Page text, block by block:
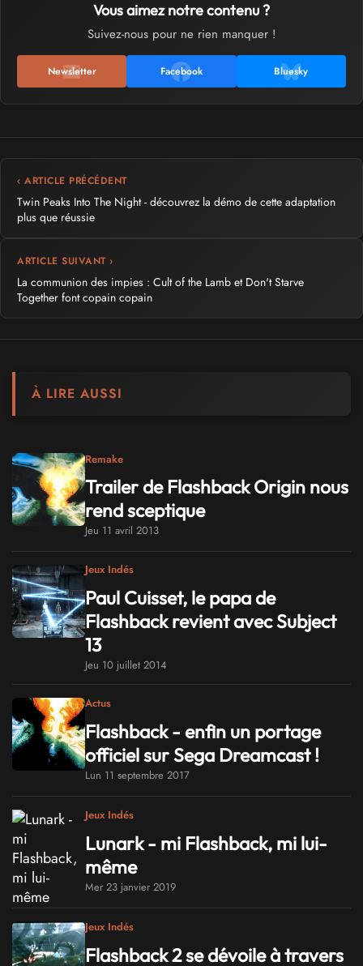
Vous aimez notre contenu ?
Suivez-nous pour ne rien manquer !
Newsletter Facebook Bluesky
‹ ARTICLE PRÉCÉDENT
Twin Peaks Into The Night - découvrez la démo de cette adaptation
plus que réussie
ARTICLE SUIVANT ›
La communion des impies : Cult of the Lamb et Don't Starve
Together font copain copain
À LIRE AUSSI
Remake
Trailer de Flashback Origin nous
rend sceptique
Jeu 11 avril 2013
Jeux Indés
Paul Cuisset, le papa de
Flashback revient avec Subject
13
Jeu 10 juillet 2014
Actus
Flashback - enfin un portage
officiel sur Sega Dreamcast !
Lun 11 septembre 2017
Jeux Indés
Lunark - mi Flashback, mi lui-
même
Mer 23 janvier 2019
Jeux Indés
Flashback 2 se dévoile à travers